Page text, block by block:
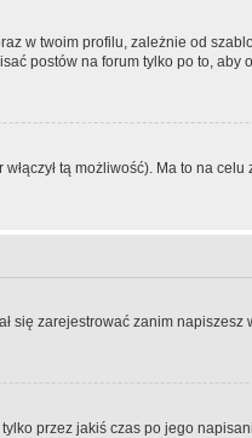
w twoim profilu, zależnie od
postów na forum tylko po to,
tą możliwość). Ma to na
się zarejestrować zanim
przez jakiś czas po jego